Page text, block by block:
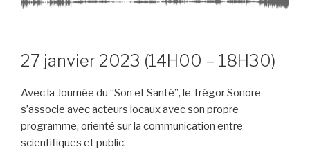
27 janvier 2023 (14H00 – 18H30)
Avec la Journée du “Son et Santé”, le Trégor Sonore
s’associe avec acteurs locaux avec son propre
programme, orienté sur la communication entre
scientifiques et public.